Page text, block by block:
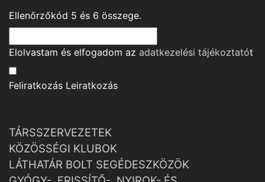
Ellenőrzőkód 5 és 6 összege.
Elolvastam és elfogadom az adatkezelési tájékoztatót
Feliratkozás Leiratkozás
TÁRSSZERVEZETEK
KÖZÖSSÉGI KLUBOK
LÁTHATÁR BOLT SEGÉDESZKÖZÖK